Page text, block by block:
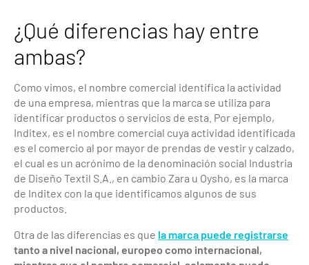
¿Qué diferencias hay entre
ambas?
Como vimos, el nombre comercial identifica la actividad
de una empresa, mientras que la marca se utiliza para
identificar productos o servicios de esta. Por ejemplo,
Inditex, es el nombre comercial cuya actividad identificada
es el comercio al por mayor de prendas de vestir y calzado,
el cual es un acrónimo de la denominación social Industria
de Diseño Textil S.A., en cambio Zara u Oysho, es la marca
de Inditex con la que identificamos algunos de sus
productos.
Otra de las diferencias es que la marca puede registrarse
tanto a nivel nacional, europeo como internacional,